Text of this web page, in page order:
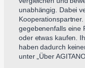
unabhängig. Dabei
gegebenenfalls eine
oder etwas kaufen.
haben dadurch
unter „Über